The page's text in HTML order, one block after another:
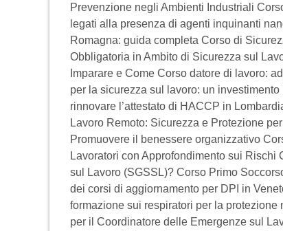
Prevenzione negli Ambienti Industriali
legati alla presenza di agenti inquinanti
Romagna: guida completa Corso di
Obbligatoria in Ambito di Sicurezza sul
Imparare e Come Corso datore di lavoro:
per la sicurezza sul lavoro: un
rinnovare l’attestato di HACCP in
Lavoro Remoto: Sicurezza e Protezione
Promuovere il benessere organizzativo
Lavoratori con Approfondimento sui
sul Lavoro (SGSSL)? Corso Primo
dei corsi di aggiornamento per DPI in
formazione sui respiratori per la
per il Coordinatore delle Emergenze sul